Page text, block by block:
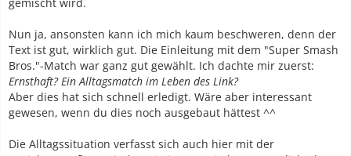
Nun ja, ansonsten kann ich mich kaum beschweren, denn der
Text ist gut, wirklich gut. Die Einleitung mit dem "Super Smash
Bros."-Match war ganz gut gewählt. Ich dachte mir zuerst:
Ernsthaft? Ein Alltagsmatch im Leben des Link?
Aber dies hat sich schnell erledigt. Wäre aber interessant
gewesen, wenn du dies noch ausgebaut hättest ^^
Die Alltagssituation verfasst sich auch hier mit der